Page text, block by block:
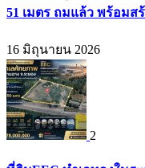
51 เมตร ถมแล้ว พร้อมส
16 มิถุนายน 2026
2